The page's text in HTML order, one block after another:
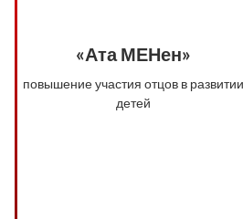
«Ата МЕНен»
повышение участия отцов в развитии
детей